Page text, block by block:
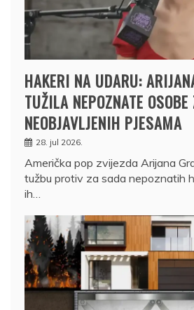
HAKERI NA UDARU:
TUŽILA NEPOZNATE
NEOBJAVLJENIH PJESAMA
28. jul 2026.
Američka pop zvijezda Arijana
tužbu protiv za sada nepoznatih
ih…